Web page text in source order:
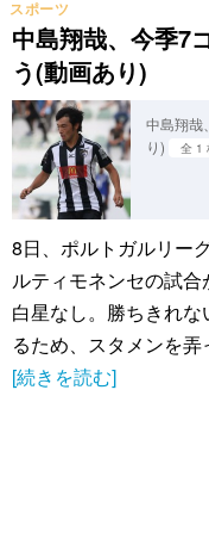
中島翔哉、今季7
う(動画あり)
スポーツ
中島翔哉
り)
全 1
8日、ポルトガルリー
ルティモネンセの試
白星なし。勝ちきれ
るため、スタメンを
[続きを読む]